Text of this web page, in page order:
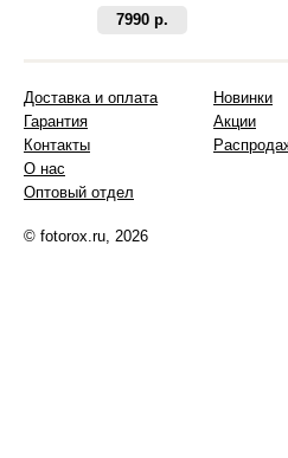
7990 р.
Доставка и оплата
Гарантия
Контакты
О нас
Оптовый отдел
Новинки
Акции
© fotorox.ru, 2026